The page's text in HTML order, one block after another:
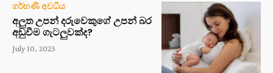
ගර්භණී අවධිය
අලුත උපන් දරුවෙකුගේ උපන් බර
අඩුවීම ගැටලුවක්ද?
July 10, 2023